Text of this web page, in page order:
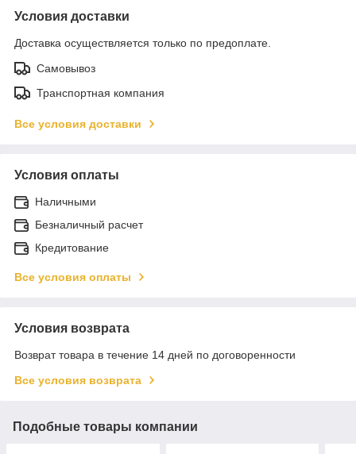
Условия доставки
Доставка осуществляется только по предоплате.
Самовывоз
Транспортная компания
Все условия доставки
Условия оплаты
Наличными
Безналичный расчет
Кредитование
Все условия оплаты
Условия возврата
Возврат товара в течение 14 дней по договоренности
Все условия возврата
Подобные товары компании